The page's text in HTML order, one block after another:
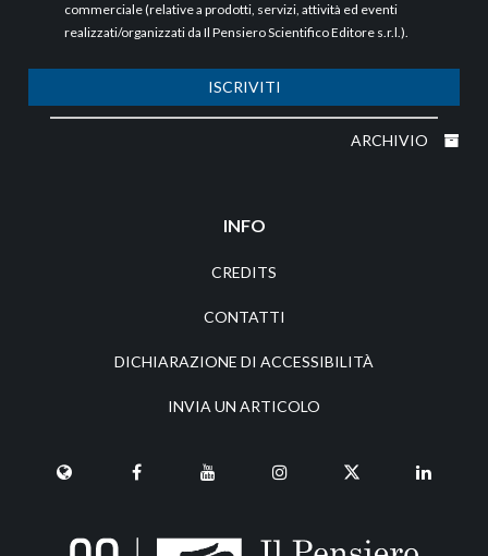
commerciale (relative a prodotti, servizi, attività ed eventi
realizzati/organizzati da Il Pensiero Scientifico Editore s.r.l.).
ISCRIVITI
ARCHIVIO
INFO
CREDITS
CONTATTI
DICHIARAZIONE DI ACCESSIBILITÀ
INVIA UN ARTICOLO